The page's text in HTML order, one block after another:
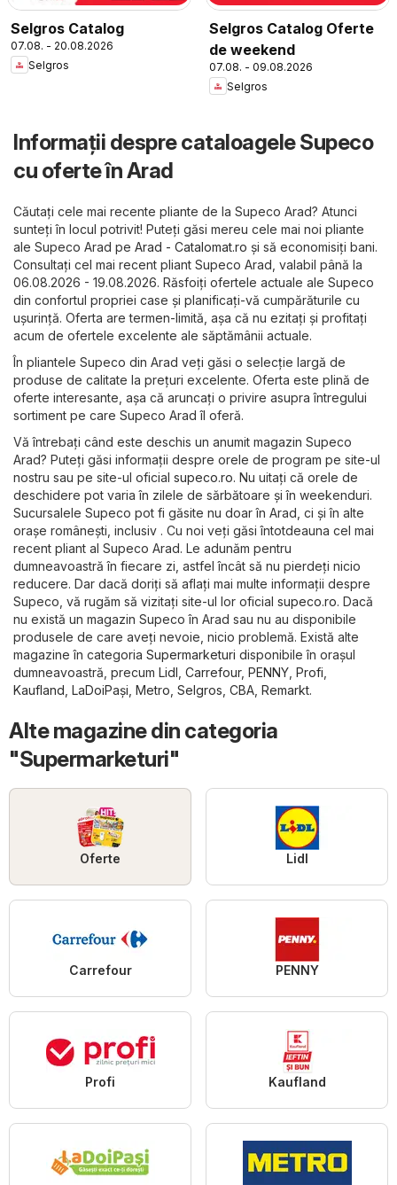
Selgros Catalog
07.08. - 20.08.2026
Selgros
Selgros Catalog Oferte
de weekend
07.08. - 09.08.2026
Selgros
Informații despre cataloagele Supeco
cu oferte în Arad
Căutați cele mai recente pliante de la Supeco Arad? Atunci
sunteți în locul potrivit! Puteți găsi mereu cele mai noi pliante
ale Supeco Arad pe Arad - Catalomat.ro și să economisiți bani.
Consultați cel mai recent pliant Supeco Arad, valabil până la
06.08.2026 - 19.08.2026. Răsfoiți ofertele actuale ale Supeco
din confortul propriei case și planificați-vă cumpărăturile cu
ușurință. Oferta are termen-limită, așa că nu ezitați și profitați
acum de ofertele excelente ale săptămânii actuale.
În pliantele Supeco din Arad veți găsi o selecție largă de
produse de calitate la prețuri excelente. Oferta este plină de
oferte interesante, așa că aruncați o privire asupra întregului
sortiment pe care Supeco Arad îl oferă.
Vă întrebați când este deschis un anumit magazin Supeco
Arad? Puteți găsi informații despre orele de program pe site-ul
nostru sau pe site-ul oficial supeco.ro. Nu uitați că orele de
deschidere pot varia în zilele de sărbătoare și în weekenduri.
Sucursalele Supeco pot fi găsite nu doar în Arad, ci și în alte
orașe românești, inclusiv . Cu noi veți găsi întotdeauna cel mai
recent pliant al Supeco Arad. Le adunăm pentru
dumneavoastră în fiecare zi, astfel încât să nu pierdeți nicio
reducere. Dar dacă doriți să aflați mai multe informații despre
Supeco, vă rugăm să vizitați site-ul lor oficial supeco.ro. Dacă
nu există un magazin Supeco în Arad sau nu au disponibile
produsele de care aveți nevoie, nicio problemă. Există alte
magazine în categoria Supermarketuri disponibile în orașul
dumneavoastră, precum Lidl Carrefour, PENNY Profi
Kaufland LaDoiPași Metro Selgros CBA Remarkt.
Alte magazine din categoria
"Supermarketuri"
Oferte Lidl
Carrefour PENNY
Profi Kaufland